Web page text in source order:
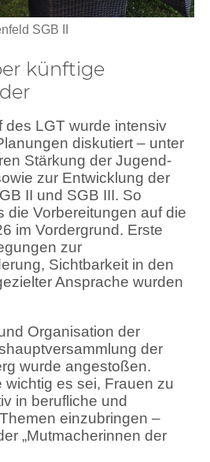
SGB II
künftige
des LGT wurde intensiv
diskutiert – unter
Stärkung der Jugend-
zur Entwicklung der
II und SGB III. So
die Vorbereitungen auf die
im Vordergrund. Erste
zur
Sichtbarkeit in den
Ansprache wurden
Organisation der
der
wurde angestoßen.
wichtig es sei, Frauen zu
in berufliche und
einzubringen –
„Mutmacherinnen der